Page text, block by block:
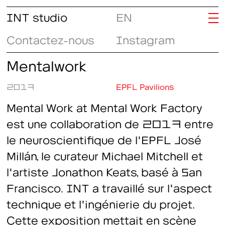
INT studio
Contactez-nous
Instagram
EN
Mentalwork
2017 EPFL Pavilions
Mental Work at Mental Work Factory
est une collaboration de 2017 entre
le neuroscientifique de l'EPFL José
Millán, le curateur Michael Mitchell et
l'artiste Jonathon Keats, basé à San
Francisco. INT a travaillé sur l'aspect
technique et l'ingénierie du projet.
Cette exposition mettait en scène